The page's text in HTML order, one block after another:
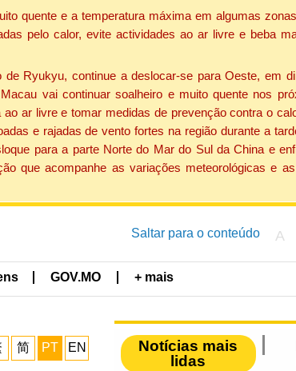
quente e a temperatura máxima em algumas
pelo calor, evite actividades ao ar livre e beba
de Ryukyu, continue a deslocar-se para Oeste, em
vai continuar soalheiro e muito quente nos
ar livre e tomar medidas de prevenção contra o
e rajadas de vento fortes na região durante a
para a parte Norte do Mar do Sul da China e
que acompanhe as variações meteorológicas e
Saltar para o conteúdo A
GOV.MO + mais
简 PT EN
Notícias mais
lidas